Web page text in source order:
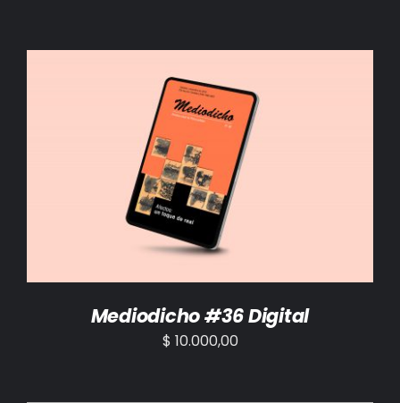
AÑADIR AL CARRITO /
Mediodicho #36 Digital
$ 10.000,00